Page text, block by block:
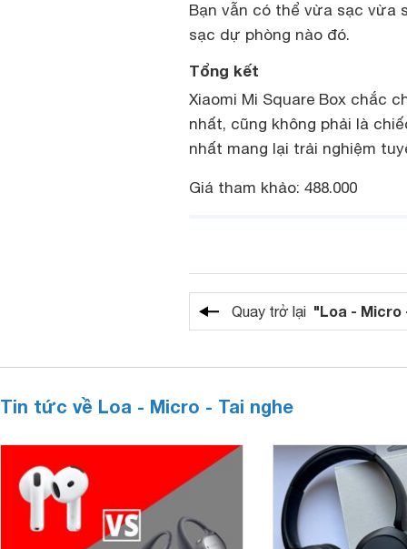
Bạn vẫn có thể vừa sạc vừa
sạc dự phòng nào đó.
Tổng kết
Xiaomi Mi Square Box chắc
nhất, cũng không phải là
nhất mang lại trải nghiệm
Giá tham khảo: 488.000
Quay trở lại "Loa - Micro
Tin tức về Loa - Micro - Tai nghe